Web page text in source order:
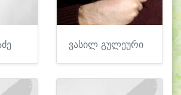
ვასილ გულეური